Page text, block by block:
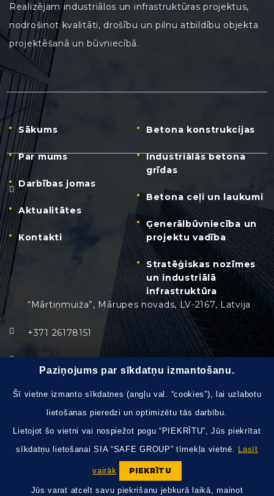
Realizējam industriālos un infrastruktūras projektus,
nodrošinot kvalitāti, drošību un pilnu atbildību objekta
projektēšanā un būvniecībā.
Sākums
Par mums
Darbības jomas
Aktualitātes
Kontakti
Betona konstrukcijas
Industriālās betona
grīdas
Betona ceļi un laukumi
Ģenerālbūvniecība un
projektu vadība
Stratēģiskas nozīmes
un industriālā
infrastruktūra
“Mārtiņmuiža”, Mārupes novads, LV-2167, Latvija
+371 26178151
info@safegroup.lv
Pirmdiena - Piektdiena: 8:30 – 17:30
Brīvdienas, svētku dienas: slēgts
© 2026 SAFE GROUP SIA Visas tiesības
Paziņojums par sīkdatņu izmantošanu.
Šī vietne izmanto sīkdatnes (angļu val. “cookies”), lai uzlabotu
lietošanas pieredzi un optimizētu tās darbību.
Lietojot šo vietni vai nospiežot pogu “PIEKRĪTU”, Jūs piekrītat
sīkdatņu lietošanai SIA “SAFE GROUP” tīmekļa vietnē. Lasīt
vairāk PIEKRĪTU
Jūs varat atcelt savu piekrišanu jebkurā laikā, mainot